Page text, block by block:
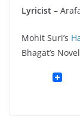
Lyricist –
Mohit Suri’s
Bhagat’s